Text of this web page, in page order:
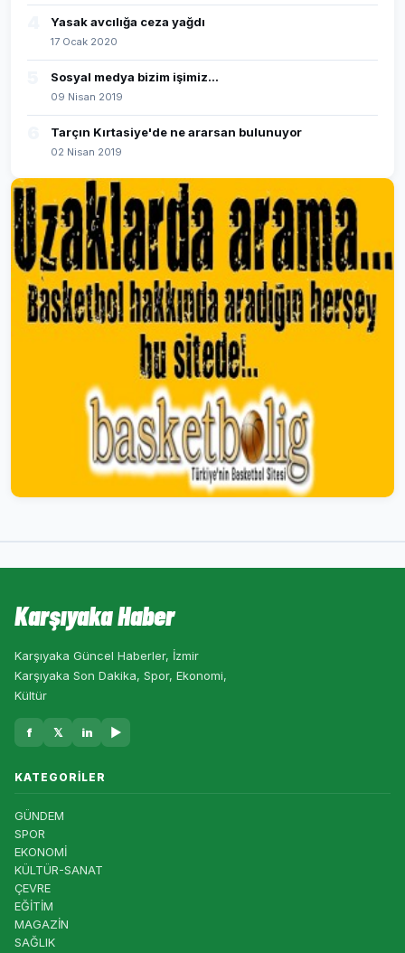
Yasak avcılığa ceza yağdı
17 Ocak 2020
Sosyal medya bizim işimiz...
09 Nisan 2019
Tarçın Kırtasiye'de ne ararsan bulunuyor
02 Nisan 2019
Karşıyaka Haber
Karşıyaka Güncel Haberler, İzmir
Karşıyaka Son Dakika, Spor, Ekonomi,
Kültür
f 𝕏 in ▶
KATEGORILER
GÜNDEM
SPOR
EKONOMİ
KÜLTÜR-SANAT
ÇEVRE
EĞİTİM
MAGAZİN
SAĞLIK